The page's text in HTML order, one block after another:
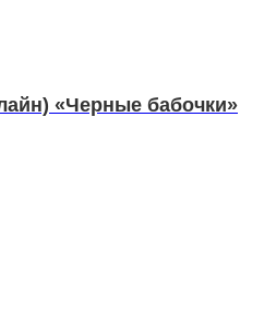
«Черные бабочки»